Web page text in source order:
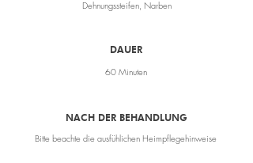
Dehnungssteifen, Narben
DAUER
60 Minuten
NACH DER BEHANDLUNG
Bitte beachte die ausfühlichen Heimpflegehinweise